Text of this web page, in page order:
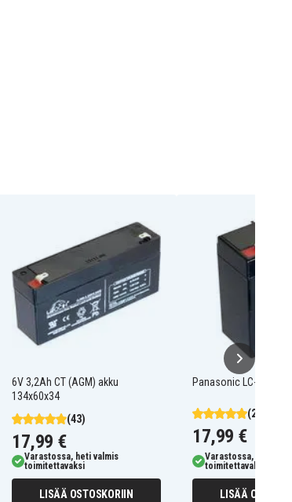
6V 3,2Ah CT (AGM) akku
134x60x34
(43)
17,99 €
Varastossa, heti valmis
toimitettavaksi
LISÄÄ OSTOSKORIIN
Panasonic LC-
(206)
17,99 €
Varastossa, heti
toimitettavaksi
LISÄÄ